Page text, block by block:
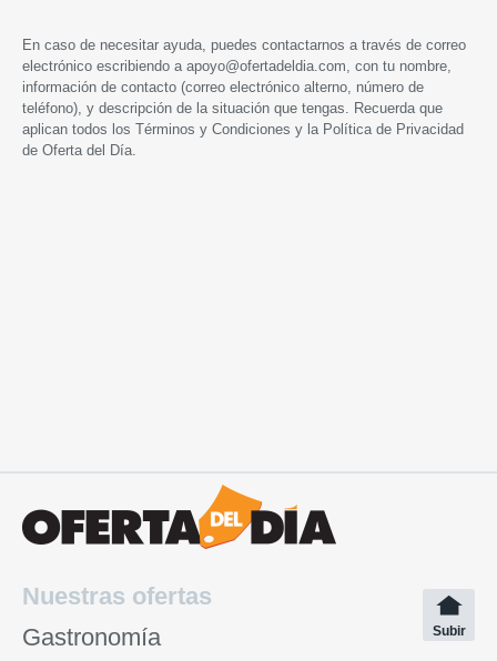
En caso de necesitar ayuda, puedes contactarnos a través de correo
electrónico escribiendo a apoyo@ofertadeldia.com , con tu nombre,
información de contacto (correo electrónico alterno, número de
teléfono), y descripción de la situación que tengas. Recuerda que
aplican todos los Términos y Condiciones y la Política de Privacidad
de Oferta del Día.
Nuestras ofertas
Gastronomía
Subir